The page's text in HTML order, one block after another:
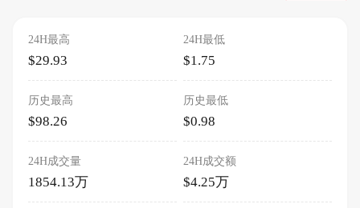
24H最高
$29.93
24H最低
$1.75
历史最高
$98.26
历史最低
$0.98
24H成交量
1854.13万
24H成交额
$4.25万